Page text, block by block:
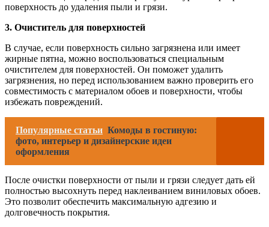
поверхность до удаления пыли и грязи.
3. Очиститель для поверхностей
В случае, если поверхность сильно загрязнена или имеет
жирные пятна, можно воспользоваться специальным
очистителем для поверхностей. Он поможет удалить
загрязнения, но перед использованием важно проверить его
совместимость с материалом обоев и поверхности, чтобы
избежать повреждений.
Популярные статьи Комоды в гостиную:
фото, интерьер и дизайнерские идеи
оформления
После очистки поверхности от пыли и грязи следует дать ей
полностью высохнуть перед наклеиванием виниловых обоев.
Это позволит обеспечить максимальную адгезию и
долговечность покрытия.